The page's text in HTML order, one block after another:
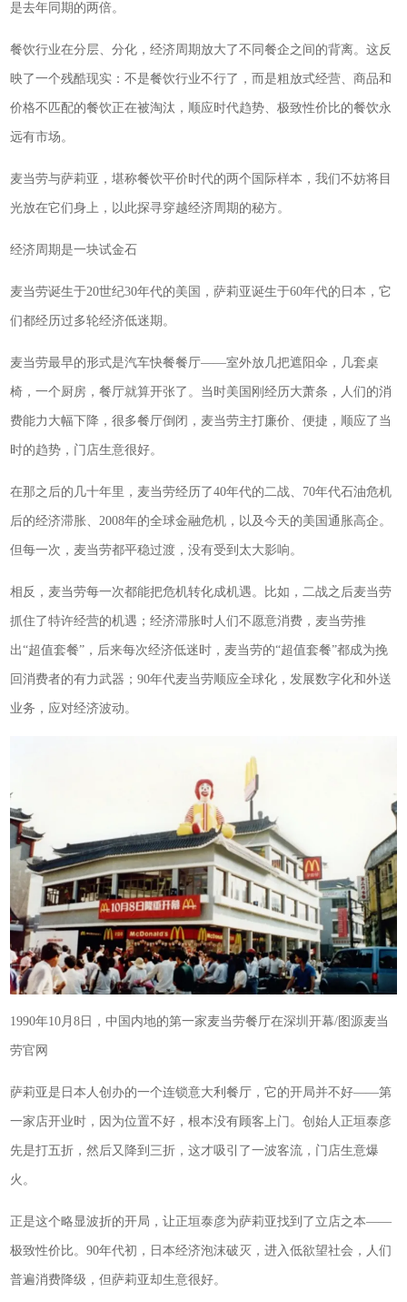
是去年同期的两倍。
餐饮行业在分层、分化，经济周期放大了不同餐企之间的背离。这反
映了一个残酷现实：不是餐饮行业不行了，而是粗放式经营、商品和
价格不匹配的餐饮正在被淘汰，顺应时代趋势、极致性价比的餐饮永
远有市场。
麦当劳与萨莉亚，堪称餐饮平价时代的两个国际样本，我们不妨将目
光放在它们身上，以此探寻穿越经济周期的秘方。
经济周期是一块试金石
麦当劳诞生于20世纪30年代的美国，萨莉亚诞生于60年代的日本，它
们都经历过多轮经济低迷期。
麦当劳最早的形式是汽车快餐餐厅——室外放几把遮阳伞，几套桌
椅，一个厨房，餐厅就算开张了。当时美国刚经历大萧条，人们的消
费能力大幅下降，很多餐厅倒闭，麦当劳主打廉价、便捷，顺应了当
时的趋势，门店生意很好。
在那之后的几十年里，麦当劳经历了40年代的二战、70年代石油危机
后的经济滞胀、2008年的全球金融危机，以及今天的美国通胀高企。
但每一次，麦当劳都平稳过渡，没有受到太大影响。
相反，麦当劳每一次都能把危机转化成机遇。比如，二战之后麦当劳
抓住了特许经营的机遇；经济滞胀时人们不愿意消费，麦当劳推
出“超值套餐”，后来每次经济低迷时，麦当劳的“超值套餐”都成为挽
回消费者的有力武器；90年代麦当劳顺应全球化，发展数字化和外送
业务，应对经济波动。
1990年10月8日，中国内地的第一家麦当劳餐厅在深圳开幕/图源麦当
劳官网
萨莉亚是日本人创办的一个连锁意大利餐厅，它的开局并不好——第
一家店开业时，因为位置不好，根本没有顾客上门。创始人正垣泰彦
先是打五折，然后又降到三折，这才吸引了一波客流，门店生意爆
火。
正是这个略显波折的开局，让正垣泰彦为萨莉亚找到了立店之本——
极致性价比。90年代初，日本经济泡沫破灭，进入低欲望社会，人们
普遍消费降级，但萨莉亚却生意很好。